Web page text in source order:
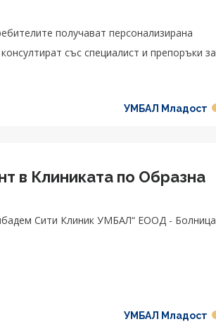
получават персонализирана
със специалист и препоръки за
УМБАЛ Младост
в Клиниката по Образна
Сити Клиник УМБАЛ“ ЕООД - Болница
УМБАЛ Младост